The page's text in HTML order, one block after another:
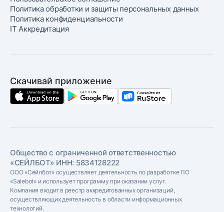
Политика обработки и защиты персональных данных
Политика конфиденциальности
IT Аккредитация
Скачивай приложение
Общество с ограниченной ответственностью
«СЕЙЛБОТ» ИНН: 5834128222
ООО «Сейлбот» осуществляет деятельность по разработке ПО
«Salebot» и использует программу при оказании услуг.
Компания входит в реестр аккредитованных организаций,
осуществляющих деятельность в области информационных
технологий.